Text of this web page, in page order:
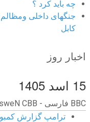
چه باید کرد ؟
کابل
اخبار روز
15 اسد 1405
BBC ‮فارسی - BBC News فارسی
ترامپ گزارش